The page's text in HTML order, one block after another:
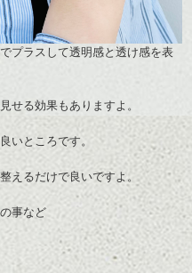
プラスして透明感と透け感を表
せる効果もありますよ。
いところです。
えるだけで良いですよ。
事など